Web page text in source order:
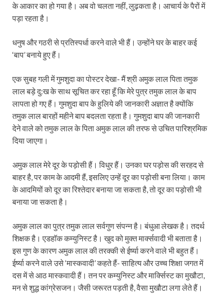
के आकार का हो गया है। अब वो चलता नहीं, लुढ़कता है। आचार्य के पैरों में
पड़ा रहता है।
धनुष और गठरी से प्रतिस्पर्धा करने वाले भी हैं। उन्होंने घर के बाहर कई
‘बाप’ बनाये हुए हैं।
एक सुबह गली में गुमशुदा का पोस्टर देखा- मैं श्री अमुक लाल पिता तमुक
लाल बड़े दु:ख के साथ सूचित कर रहा हूँ कि मेरे पुत्र तमुक लाल के बाप
लापता हो गए हैं। गुमशुदा बाप के हुलिये की जानकारी अज्ञात है क्योंकि
तमुक लाल बारहों महीने बाप बदलता रहता है। गुमशुदा बाप की जानकारी
देने वाले को तमुक लाल के पिता अमुक लाल की तरफ से उचित पारिश्रमिक
दिया जाएगा।
अमुक लाल मेरे दूर के पड़ोसी हैं। विधुर हैं। उनका घर पड़ोस की सरहद से
बाहर है, पर काम के आदमी हैं, इसलिए उन्हें दूर का पड़ोसी बना लिया। काम
के आदमियों को दूर का रिश्तेदार बनाया जा सकता है, तो दूर का पड़ोसी भी
बनाया जा सकता है।
अमुक लाल का पुत्र तमुक लाल सर्वगुण संपन्न है। बंधुआ लेखक है। तदर्थ
शिक्षक है। एडहॉक कम्युनिस्ट है। खुद को मुक्त मार्क्सवादी भी बताता है।
इस गुण के कारण अमुक लाल की तरक्की से ईर्ष्या करने वाले भी बहुत हैं।
ईर्ष्या करने वाले उसे ‘मास्कवादी’ कहते हैं- साहित्य और उच्च शिक्षा जगत में
दस में से आठ मास्कवादी हैं। तन पर कम्युनिस्ट और मार्क्सिस्ट का मुखौटा,
मन से शुद्ध कांग्रेसजन। जैसी जरूरत पड़ती है, वैसा मुखौटा लगा लेते हैं।